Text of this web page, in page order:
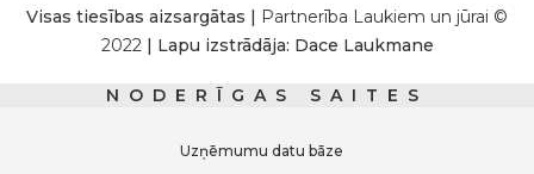
Visas tiesības aizsargātas | Partnerība Laukiem un jūrai ©
2022| Lapu izstrādāja: Dace Laukmane
NODERĪGAS SAITES
Uzņēmumu datu bāze